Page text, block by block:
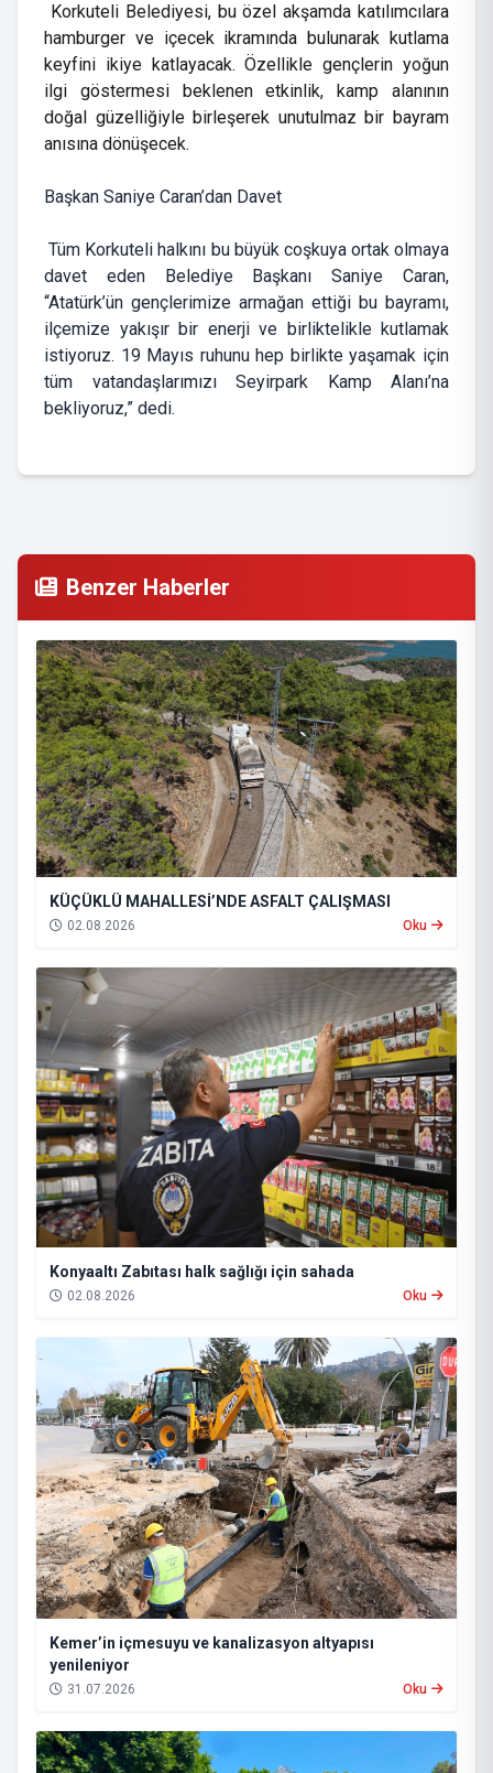
Korkuteli Belediyesi, bu özel akşamda katılımcılara
hamburger ve içecek ikramında bulunarak kutlama
keyfini ikiye katlayacak. Özellikle gençlerin yoğun
ilgi göstermesi beklenen etkinlik, kamp alanının
doğal güzelliğiyle birleşerek unutulmaz bir bayram
anısına dönüşecek.
Başkan Saniye Caran’dan Davet
Tüm Korkuteli halkını bu büyük coşkuya ortak olmaya
davet eden Belediye Başkanı Saniye Caran,
“Atatürk’ün gençlerimize armağan ettiği bu bayramı,
ilçemize yakışır bir enerji ve birliktelikle kutlamak
istiyoruz. 19 Mayıs ruhunu hep birlikte yaşamak için
tüm vatandaşlarımızı Seyirpark Kamp Alanı’na
bekliyoruz,” dedi.
Benzer Haberler
KÜÇÜKLÜ MAHALLESİ’NDE ASFALT ÇALIŞMASI
02.08.2026 Oku
Konyaaltı Zabıtası halk sağlığı için sahada
02.08.2026 Oku
Kemer’in içmesuyu ve kanalizasyon altyapısı
yenileniyor
31.07.2026 Oku